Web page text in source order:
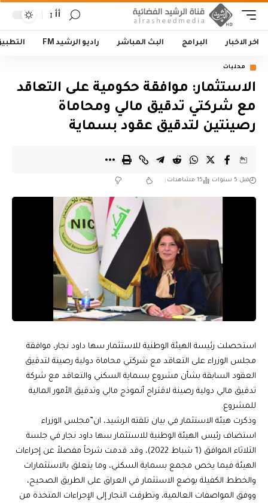
أأ
اخر الاخبار البرامج البث المباشر راديو الرشيد FM
محليات
الاستثمار: موافقة حكومية على التعاقد
مع شركتي تدقيق مالي ومحاماة
رصينتين لتدقيق عقود بسماية
قبل 5 سنوات 15 مشاهدات
استحصلت رئيسة الهيئة الوطنية للاستثمار سها داود نجار، موافقة
مجلس الوزراء على التعاقد مع شركتي محاماة دولية رصينة لتدقيق
العقود السابقة بشأن مشروع بسماية السكني والتعاقد مع شركة
تدقيق مالي دولية رصينة لاقتراح أنموذج مالي وتدقيق الأمور المالية
للمشروع.
وذكرت هيئة الاستثمار في بيان تلقته الرشيد، ان”مجلس الوزراء
استضاف رئيس الهيئة الوطنية للاستثمار سها داود نجار في جلسة
الثلاثاء الموافق (1 شباط 2022)، وقد قدمت شرحاً مفصلاً عن إجراءات
الهيئة فيما يخص مجمع بسماية السكني، وما يتعلق بالاستثمارات
والخطط الكفيلة بوضع الاستثمار في العراق على الطريق الصحيح،
ووفق المواصفات العالمية، وتطرقت النجار إلى الإجراءات المتخذة من